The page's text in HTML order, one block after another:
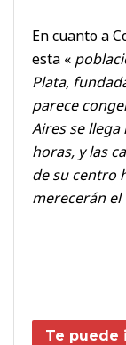
En cuanto a
esta «
Plata,
parece
Aires se
horas, y las
de su centro
merecerán el
Te puede